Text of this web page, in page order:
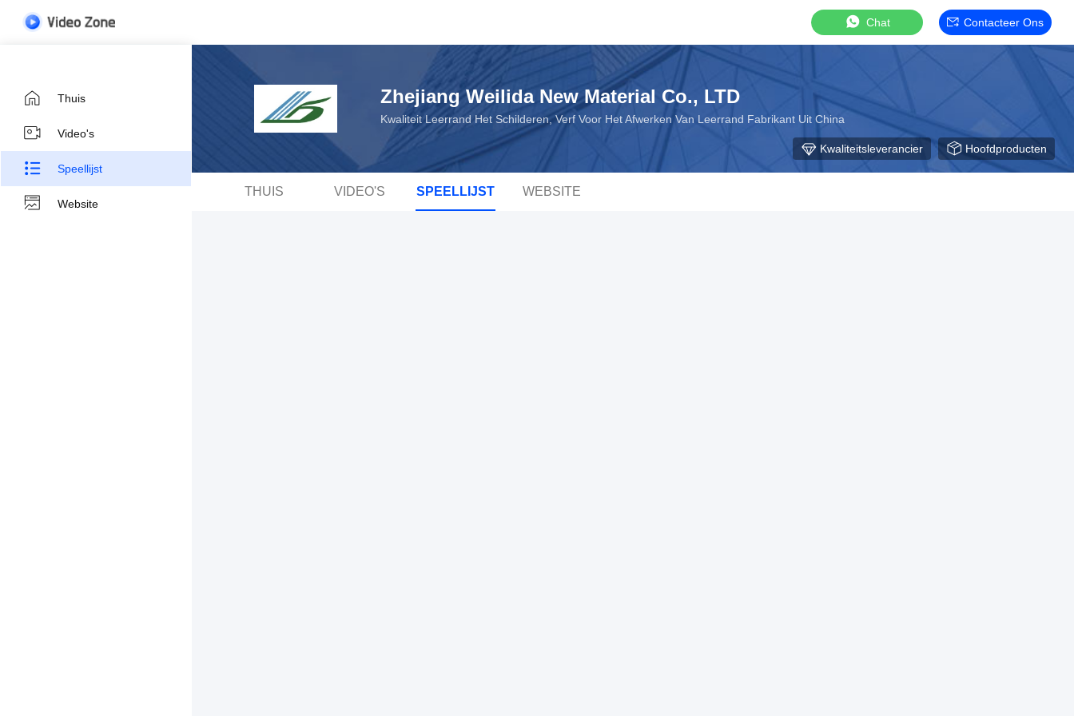
Chat Contacteer Ons
Thuis
Video's
Speellijst
Website
Zhejiang Weilida New Material Co., LTD
Kwaliteit Leerrand Het Schilderen, Verf Voor Het Afwerken Van Leerrand Fabrikant Uit China
Kwaliteitsleverancier Hoofdproducten
THUIS VIDEO'S SPEELLIJST WEBSITE